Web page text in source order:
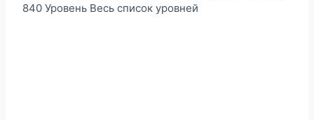
840 Уровень Весь список уровней